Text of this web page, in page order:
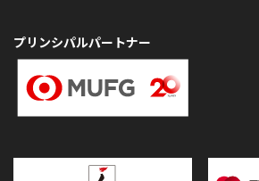
プリンシパルパートナー